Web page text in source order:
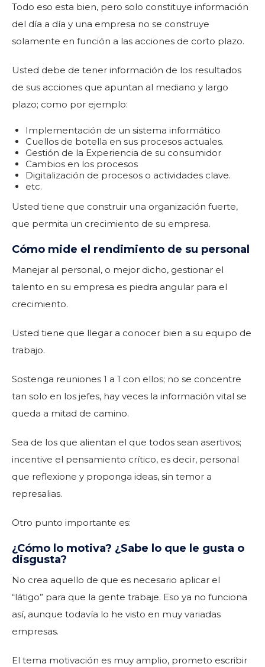
Todo eso esta bien, pero solo constituye información
del día a día y una empresa no se construye
solamente en función a las acciones de corto plazo.
Usted debe de tener información de los resultados
de sus acciones que apuntan al mediano y largo
plazo; como por ejemplo:
Implementación de un sistema informático
Cuellos de botella en sus procesos actuales.
Gestión de la Experiencia de su consumidor
Cambios en los procesos
Digitalización de procesos o actividades clave.
etc.
Usted tiene que construir una organización fuerte,
que permita un crecimiento de su empresa.
Cómo mide el rendimiento de su personal
Manejar al personal, o mejor dicho, gestionar el
talento en su empresa es piedra angular para el
crecimiento.
Usted tiene que llegar a conocer bien a su equipo de
trabajo.
Sostenga reuniones 1 a 1 con ellos; no se concentre
tan solo en los jefes, hay veces la información vital se
queda a mitad de camino.
Sea de los que alientan el que todos sean asertivos;
incentive el pensamiento crítico, es decir, personal
que reflexione y proponga ideas, sin temor a
represalias.
Otro punto importante es:
¿Cómo lo motiva? ¿Sabe lo que le gusta o
disgusta?
No crea aquello de que es necesario aplicar el
“látigo” para que la gente trabaje. Eso ya no funciona
así, aunque todavía lo he visto en muy variadas
empresas.
El tema motivación es muy amplio, prometo escribir